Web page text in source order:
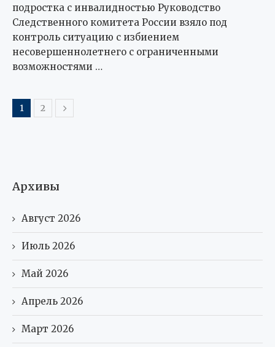
подростка с инвалидностью Руководство
Следственного комитета России взяло под
контроль ситуацию с избиением
несовершеннолетнего с ограниченными
возможностями …
1 2
Архивы
Август 2026
Июль 2026
Май 2026
Апрель 2026
Март 2026